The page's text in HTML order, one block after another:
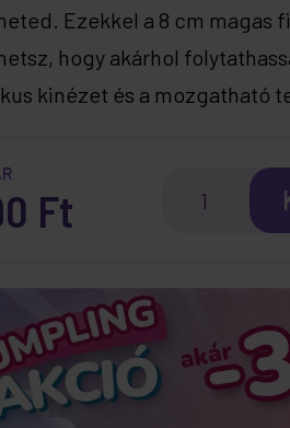
Ezekkel a 8 cm magas
hogy akárhol
kinézet és a mozgatható
Ft